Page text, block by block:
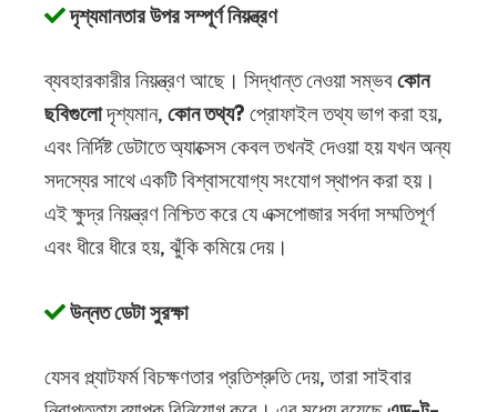
দৃশ্যমানতার উপর সম্পূর্ণ নিয়ন্ত্রণ
ব্যবহারকারীর নিয়ন্ত্রণ আছে। সিদ্ধান্ত নেওয়া সম্ভবকোন
ছবিগুলোদৃশ্যমান,কোন তথ্য? প্রোফাইল তথ্য ভাগ করা হয়,
এবং নির্দিষ্ট ডেটাতে অ্যাক্সেস কেবল তখনই দেওয়া হয় যখন অন্য
সদস্যের সাথে একটি বিশ্বাসযোগ্য সংযোগ স্থাপন করা হয়।
এই ক্ষুদ্র নিয়ন্ত্রণ নিশ্চিত করে যে এক্সপোজার সর্বদা সম্মতিপূর্ণ
এবং ধীরে ধীরে হয়, ঝুঁকি কমিয়ে দেয়।
উন্নত ডেটা সুরক্ষা
যেসব প্ল্যাটফর্ম বিচক্ষণতার প্রতিশ্রুতি দেয়, তারা সাইবার